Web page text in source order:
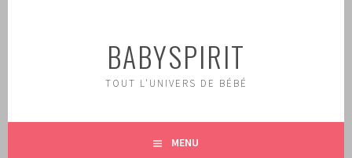
BABYSPIRIT
TOUT L'UNIVERS DE BÉBÉ
MENU